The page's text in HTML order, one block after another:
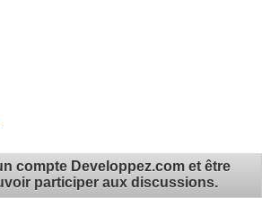
compte Developpez.com et être
participer aux discussions.